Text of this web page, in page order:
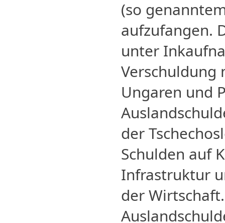
(so
aufzufangen.
unter
Verschuldung
Ungaren und
der
Schulden auf
Infrastruktur
der